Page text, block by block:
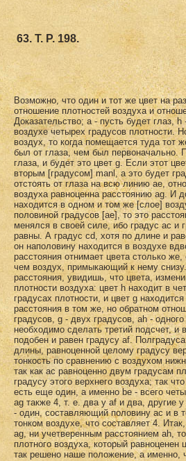
63. Т. Р. 198.
Возможно, что один и тот же цвет на
отношение плотностей воздуха и
Доказательство; а - пусть будет глаз,
воздухе четырех градусов плотности.
воздух, то когда помещается туда тот
был от глаза, чем был первоначально.
глаза, и будет это цвет g. Если этот
вторым [градусом] manl, а это будет
отстоять от глаза на всю линию ае,
воздуха равно­ценна расстоянию ag. И
нахо­дится в одном и том же [слое]
половиной градусов [ае], то это
менялся в своей силе, ибо градус аc и
равны. А градус cd, хотя по длинe и
он наполовину находится в воздухе
расстояния отнимает цвета столько
чем воздух, примыкающий к нему
расстояния, увидишь, что цвета,
плотности воздуха: цвет h находит в
градусах плотности, и цвет g
расстояния в том же, но обратном
градусов, g - двух градусов, ah -
необходимо сделать третий подсчет, и
подобен и равен градусу af.
длины, равноценной целому градусу
тонкость по сравнению с воздухом
так как ас равноценно двум градусам
градусу этого верхнего воздуха; так
есть еще один, а именно bе - всего
ag также 4, т. е. два у аf и два, другие
- один, составляющий половину aс и в
тонком воздухе, что составля­ет 4.
ag, ни учетверенным расстоянием ah,
плотного воз­духа, который
так решено наше положение, а именно,